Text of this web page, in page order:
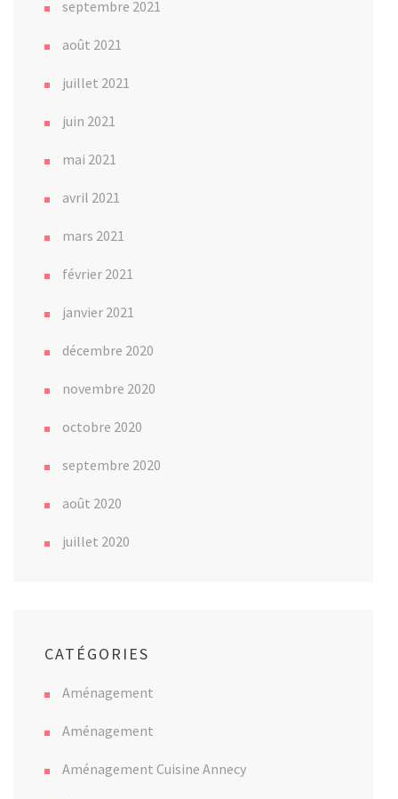
septembre 2021
août 2021
juillet 2021
juin 2021
mai 2021
avril 2021
mars 2021
février 2021
janvier 2021
décembre 2020
novembre 2020
octobre 2020
septembre 2020
août 2020
juillet 2020
CATÉGORIES
Aménagement
Aménagement
Aménagement Cuisine Annecy